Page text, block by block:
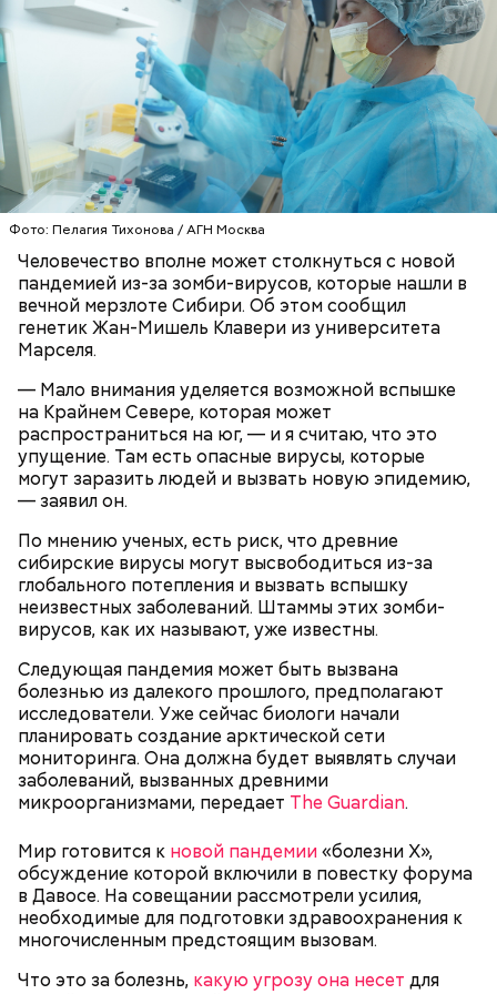
Фото: Пелагия Тихонова / АГН Москва
Человечество вполне может столкнуться с новой
пандемией из-за зомби-вирусов, которые нашли в
вечной мерзлоте Сибири. Об этом сообщил
генетик Жан-Мишель Клавери из университета
Марселя.
— Мало внимания уделяется возможной вспышке
на Крайнем Севере, которая может
распространиться на юг, — и я считаю, что это
упущение. Там есть опасные вирусы, которые
могут заразить людей и вызвать новую эпидемию,
— заявил он.
По мнению ученых, есть риск, что древние
сибирские вирусы могут высвободиться из-за
глобального потепления и вызвать вспышку
неизвестных заболеваний. Штаммы этих зомби-
вирусов, как их называют, уже известны.
Следующая пандемия может быть вызвана
болезнью из далекого прошлого, предполагают
исследователи. Уже сейчас биологи начали
планировать создание арктической сети
мониторинга. Она должна будет выявлять случаи
заболеваний, вызванных древними
микроорганизмами, передает The Guardian.
Мир готовится к новой пандемии«болезни X»,
обсуждение которой включили в повестку форума
в Давосе. На совещании рассмотрели усилия,
необходимые для подготовки здравоохранения к
многочисленным предстоящим вызовам.
Что это за болезнь, какую угрозу она несет для
Однако диетолог предупредила: не для всех дыня
может быть полезна. В первую очередь ее стоит
есть с осторожностью людям:
с сахарным диабетом;
лишним весом.
— Наиболее распространенные борщ, щи, котлеты,
Вовсю идет и сезон черешни. «Вечерняя Москва»
узнала у врача — эндокринолога-диетолога
Натальи Лазуренко,как правильно есть эту ягоду
пользой для здоровья.